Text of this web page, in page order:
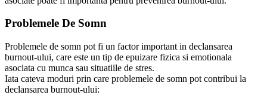
Problemele De Somn
Problemele de somn pot fi un factor important in declansarea
burnout-ului, care este un tip de epuizare fizica si emotionala
asociata cu munca sau situatiile de stres.
Iata cateva moduri prin care problemele de somn pot contribui la
declansarea burnout-ului: